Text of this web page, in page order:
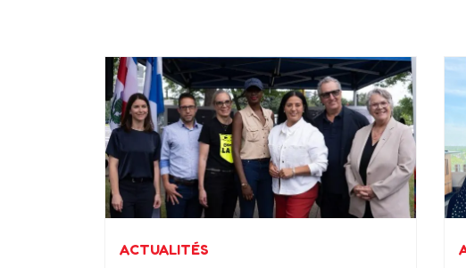
ACTUALITÉS